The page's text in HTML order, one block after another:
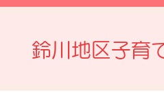
鈴川地区子育